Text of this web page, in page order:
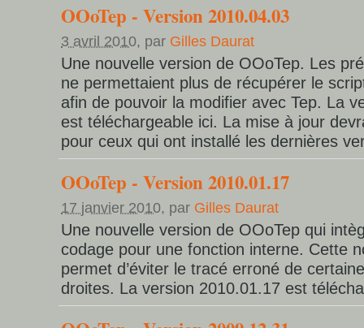
OOoTep - Version 2010.04.03
3 avril 2010, par Gilles Daurat
Une nouvelle version de OOoTep. Les
ne permettaient plus de récupérer le
afin de pouvoir la modifier avec Tep. La
est téléchargeable ici. La mise à jour
pour ceux qui ont installé les dernières
OOoTep - Version 2010.01.17
17 janvier 2010, par Gilles Daurat
Une nouvelle version de OOoTep qui
codage pour une fonction interne. Cette
permet d’éviter le tracé erroné de
droites. La version 2010.01.17 est